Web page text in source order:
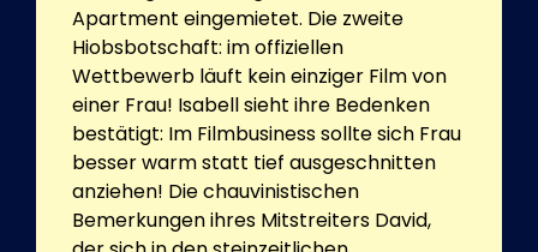
Apartment eingemietet. Die zweite
Hiobsbotschaft: im offiziellen
Wettbewerb läuft kein einziger Film von
einer Frau! Isabell sieht ihre Bedenken
bestätigt: Im Filmbusiness sollte sich Frau
besser warm statt tief ausgeschnitten
anziehen! Die chauvinistischen
Bemerkungen ihres Mitstreiters David,